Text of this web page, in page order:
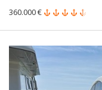
360.000 €